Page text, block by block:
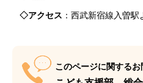
◇アクセス ：西武新宿線入曽
このページに関する